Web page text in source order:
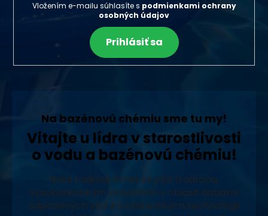
Vložením e-mailu súhlasíte s podmienkami ochrany
osobných údajov
Prihlásiť sa
Na bazénovú chémiu sme tu my!
Vitajte u lídra v starostlivosti
o vodu a bazénovú chémiu!
Naša rodinná firma sa pýši tradíciou,
vysokoškolským vzdelaním v oblasti čistiarní
odpadových vôd a vodárenských technológií